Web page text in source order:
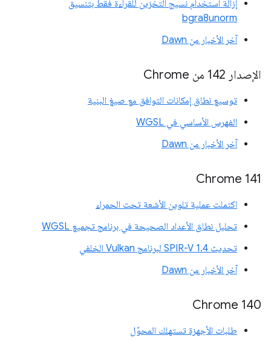
إزالة استخدام نسيج التخزين للقراءة فقط بتنسيق
bgra8unorm
آخر الأخبار من Dawn
الإصدار 142 من Chrome
توسيع نطاق إمكانات التوافق مع صيغ البنية
الفهرس الأساسي في WGSL
آخر الأخبار من Dawn
‫Chrome 141
اكتملت عملية تلوين الأشعة تحت الحمراء
تحليل نطاق الأعداد الصحيحة في برنامج تجميع WGSL
تحديث SPIR-V 1.4 لبرنامج Vulkan الخلفي
آخر الأخبار من Dawn
Chrome 140
طلبات الأجهزة تستهلك المحوّل